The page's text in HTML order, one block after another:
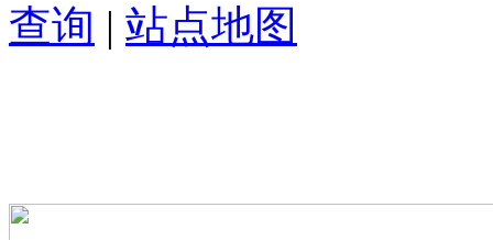
查询 | 站点地图